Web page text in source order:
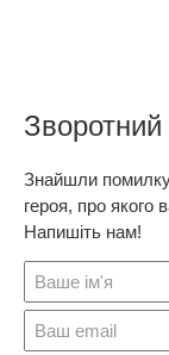
Зворотний
Знайшли помилку
героя, про якого
Напишіть нам!